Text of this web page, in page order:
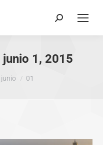
Buscar:
junio 1, 2015
junio 01